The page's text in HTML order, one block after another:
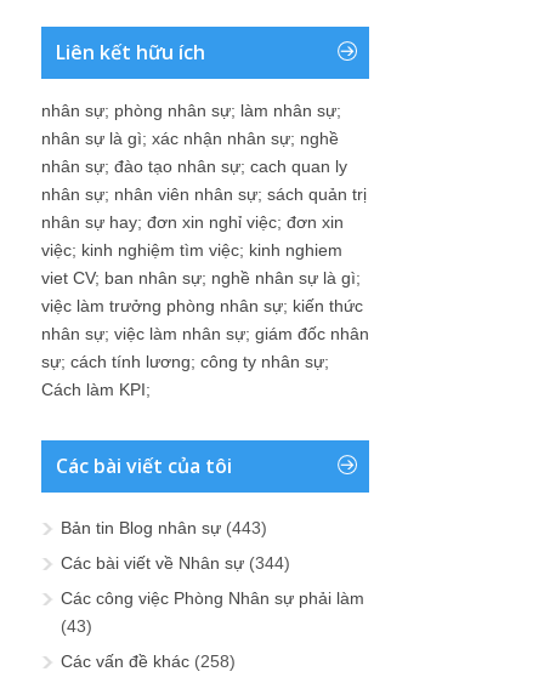
Liên kết hữu ích
nhân sự; phòng nhân sự; làm nhân sự;
nhân sự là gì; xác nhận nhân sự; nghề
nhân sự; đào tạo nhân sự; cach quan ly
nhân sự; nhân viên nhân sự; sách quản trị
nhân sự hay; đơn xin nghỉ việc; đơn xin
việc; kinh nghiệm tìm việc; kinh nghiem
viet CV; ban nhân sự; nghề nhân sự là gì;
việc làm trưởng phòng nhân sự; kiến thức
nhân sự; việc làm nhân sự; giám đốc nhân
sự; cách tính lương; công ty nhân sự;
Cách làm KPI;
Các bài viết của tôi
Bản tin Blog nhân sự (443)
Các bài viết về Nhân sự (344)
Các công việc Phòng Nhân sự phải làm
(43)
Các vấn đề khác (258)